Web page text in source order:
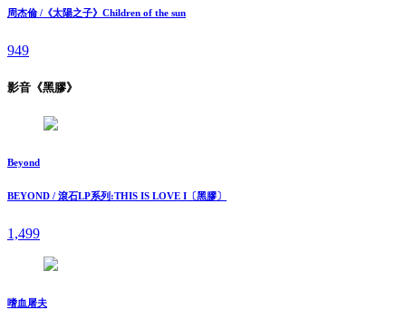
周杰倫 /《太陽之子》Children of the sun
949
影音《黑膠》
Beyond
BEYOND / 滾石LP系列:THIS IS LOVE I〔黑膠〕
1,499
嗜血屠夫